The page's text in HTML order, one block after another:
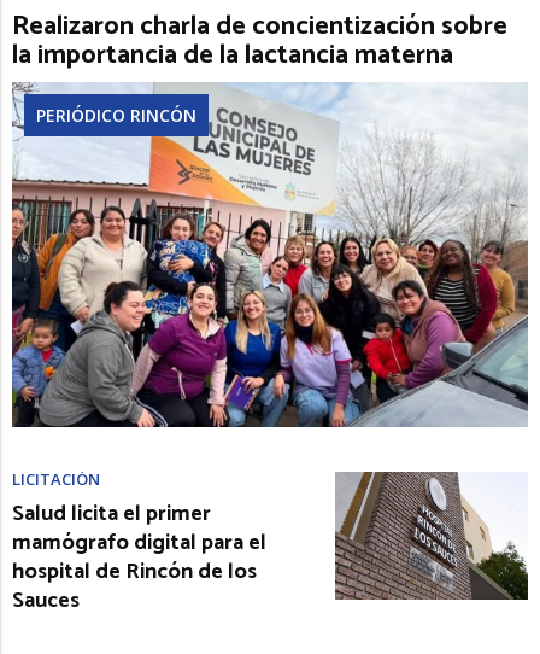
Realizaron charla de concientización sobre
la importancia de la lactancia materna
PERIÓDICO RINCÓN
LICITACIÓN
Salud licita el primer
mamógrafo digital para el
hospital de Rincón de los
Sauces